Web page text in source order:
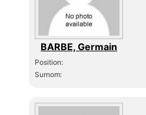
BARBE, Germain
Position:
Surnom: